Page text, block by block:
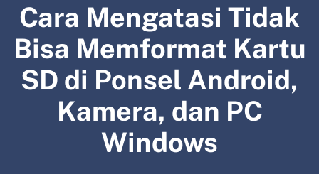
Cara Mengatasi Tidak
Bisa Memformat Kartu
SD di Ponsel Android,
Kamera, dan PC
Windows